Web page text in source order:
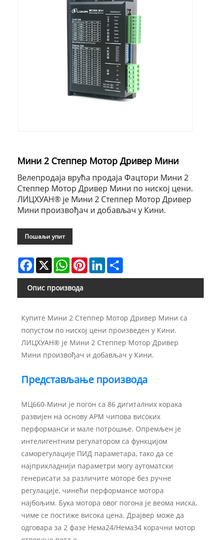
Мини 2 Степпер Мотор Дривер Мини
Велепродаја врућа продаја Фацтори Мини 2
Степпер Мотор Дривер Мини по ниској цени.
ЛИЦХУАН® је Мини 2 Степпер Мотор Дривер
Мини произвођач и добављач у Кини.
Пошаљи упит
Facebook
X WhatsAppPinterestLinkedIn
Опис производа
Купите Мини 2 Степпер Мотор Дривер Мини са
попустом по ниској цени произведен у Кини.
ЛИЦХУАН® је Мини 2 Степпер Мотор Дривер
Мини произвођач и добављач у Кини.
Представљање производа
МЦ660-Мини је погон са 86 дигиталних корака
развијен на основу АРМ чипова високих
перформанси и мале потрошње. Опремљен је
интелигентним регулатором са функцијом
саморегулације ПИД параметара, тако да се
најприкладнији параметри могу аутоматски
генерисати за различите моторе без ручне
регулације, чинећи перформансе мотора
најбољим. Бука мотора овог погона је веома ниска,
чиме се постиже висока цена. Драјвер може да
одговара за 2 фазе Нема24/Нема34 корачни мотор